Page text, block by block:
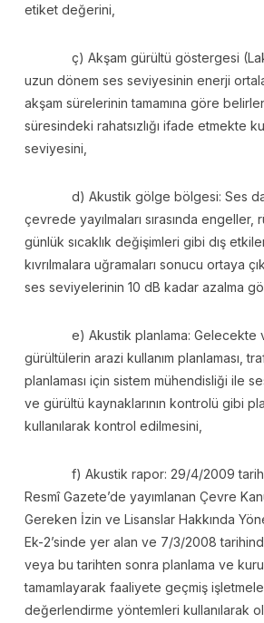
etiket değerini,
ç) Akşam gürültü göstergesi
uzun dönem ses seviyesinin enerji
akşam sürelerinin tamamına göre
süresindeki rahatsızlığı ifade etmekte
seviyesini,
d) Akustik gölge bölgesi: Ses
çevrede yayılmaları sırasında engeller,
günlük sıcaklık değişimleri gibi dış
kıvrılmalara uğramaları sonucu ortaya
ses seviyelerinin 10 dB kadar azalma
e) Akustik planlama: Gelecekte
gürültülerin arazi kullanım planlaması,
planlaması için sistem mühendisliği ile
ve gürültü kaynaklarının kontrolü gibi
kullanılarak kontrol edilmesini,
f) Akustik rapor: 29/4/2009 tarihli
Resmî Gazete’de yayımlanan Çevre
Gereken İzin ve Lisanslar Hakkında
Ek-2’sinde yer alan ve 7/3/2008
veya bu tarihten sonra planlama ve
tamamlayarak faaliyete geçmiş
değerlendirme yöntemleri kullanılarak